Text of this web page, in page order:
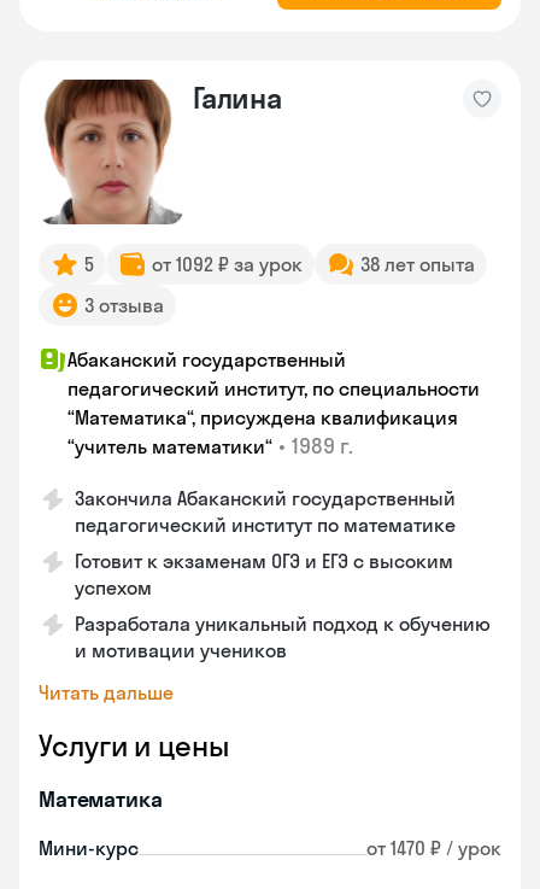
Галина
5 от 1092 ₽ за урок
38 лет опыта
3 отзыва
Абаканский государственный
педагогический институт, по специальности
“Математика“, присуждена квалификация
“учитель математики“ • 1989 г.
Закончила Абаканский государственный
педагогический институт по математике
Готовит к экзаменам ОГЭ и ЕГЭ с высоким
успехом
Разработала уникальный подход к обучению
и мотивации учеников
Читать дальше
Услуги и цены
Математика
Мини-курс от 1470 ₽ / урок